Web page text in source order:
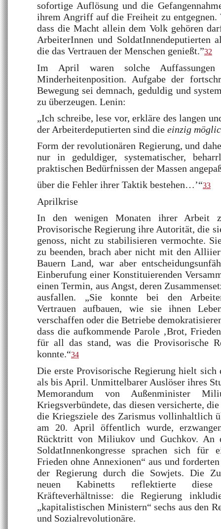
sofortige Auflösung und die
ihrem Angriff auf die Freiheit zu
dass die Macht allein dem Volk gehören
ArbeiterInnen und SoldatInnendeputierten
die das Vertrauen der Menschen genießt.”32
Im April waren solche
Minderheitenposition. Aufgabe der
Bewegung sei demnach, geduldig und
zu überzeugen. Lenin:
„Ich schreibe, lese vor, erkläre des langen
der Arbeiterdeputierten sind die einzig
Form der revolutionären Regierung, und
nur in geduldiger, systematischer,
praktischen Bedürfnissen der Massen
über die Fehler ihrer Taktik bestehen…’“33
Aprilkrise
In den wenigen Monaten ihrer Arbeit
Provisorische Regierung ihre Autorität, die
genoss, nicht zu stabilisieren vermochte.
zu beenden, brach aber nicht mit den
Bauern Land, war aber
Einberufung einer Konstituierenden
einen Termin, aus Angst, deren
ausfallen. „Sie konnte bei den
Vertrauen aufbauen, wie sie ihnen
verschaffen oder die Betriebe
dass die aufkommende Parole ‚Brot,
für all das stand, was die Provisorische
konnte.“34
Die erste Provisorische Regierung hielt sich
als bis April. Unmittelbarer Auslöser ihres
Memorandum von Außenminister
Kriegsverbündete, das diesen versicherte,
die Kriegsziele des Zarismus vollinhaltlich
am 20. April öffentlich wurde,
Rücktritt von Miliukov und Guchkov. An
SoldatInnenkongresse sprachen sich für
Frieden ohne Annexionen“ aus und
der Regierung durch die Sowjets. Die
neuen Kabinetts reflektierte diese
Kräfteverhältnisse: die Regierung
„kapitalistischen Ministern“ sechs aus den
und Sozialrevolutionäre.